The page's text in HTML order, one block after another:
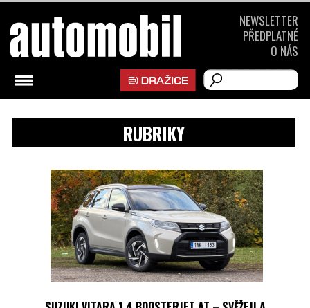
RUBRIKY
NEWSLETTER
PŘEDPLATNÉ
O NÁS